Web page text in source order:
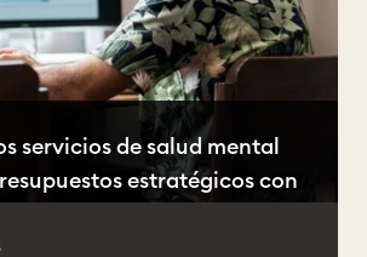
servicios de salud mental
estratégicos con